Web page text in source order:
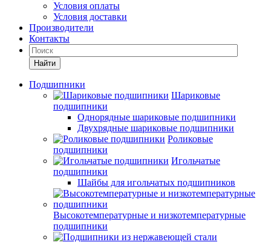
Условия оплаты
Условия доставки
Производители
Контакты
Найти
Подшипники
Шариковые
подшипники
Однорядные шариковые подшипники
Двухрядные шариковые подшипники
Роликовые
подшипники
Игольчатые
подшипники
Шайбы для игольчатых подшипников
Высокотемпературные и низкотемпературные
подшипники